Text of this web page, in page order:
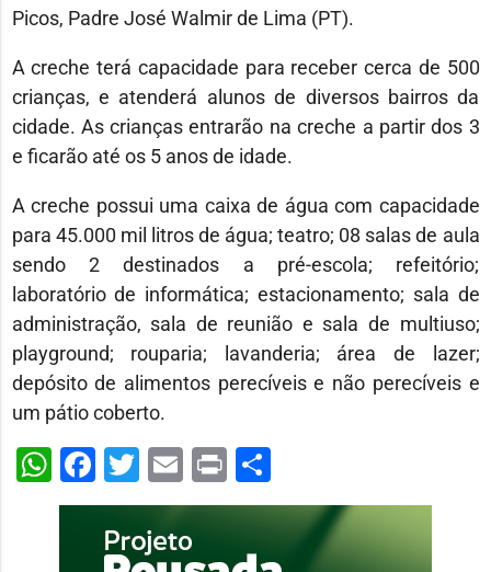
Picos, Padre José Walmir de Lima (PT).
A creche terá capacidade para receber cerca de 500
crianças, e atenderá alunos de diversos bairros da
cidade. As crianças entrarão na creche a partir dos 3
e ficarão até os 5 anos de idade.
A creche possui uma caixa de água com capacidade
para 45.000 mil litros de água; teatro; 08 salas de aula
sendo 2 destinados a pré-escola; refeitório;
laboratório de informática; estacionamento; sala de
administração, sala de reunião e sala de multiuso;
playground; rouparia; lavanderia; área de lazer;
depósito de alimentos perecíveis e não perecíveis e
um pátio coberto.
WhatsApp
Facebook
Twitter
Email
PrintShare